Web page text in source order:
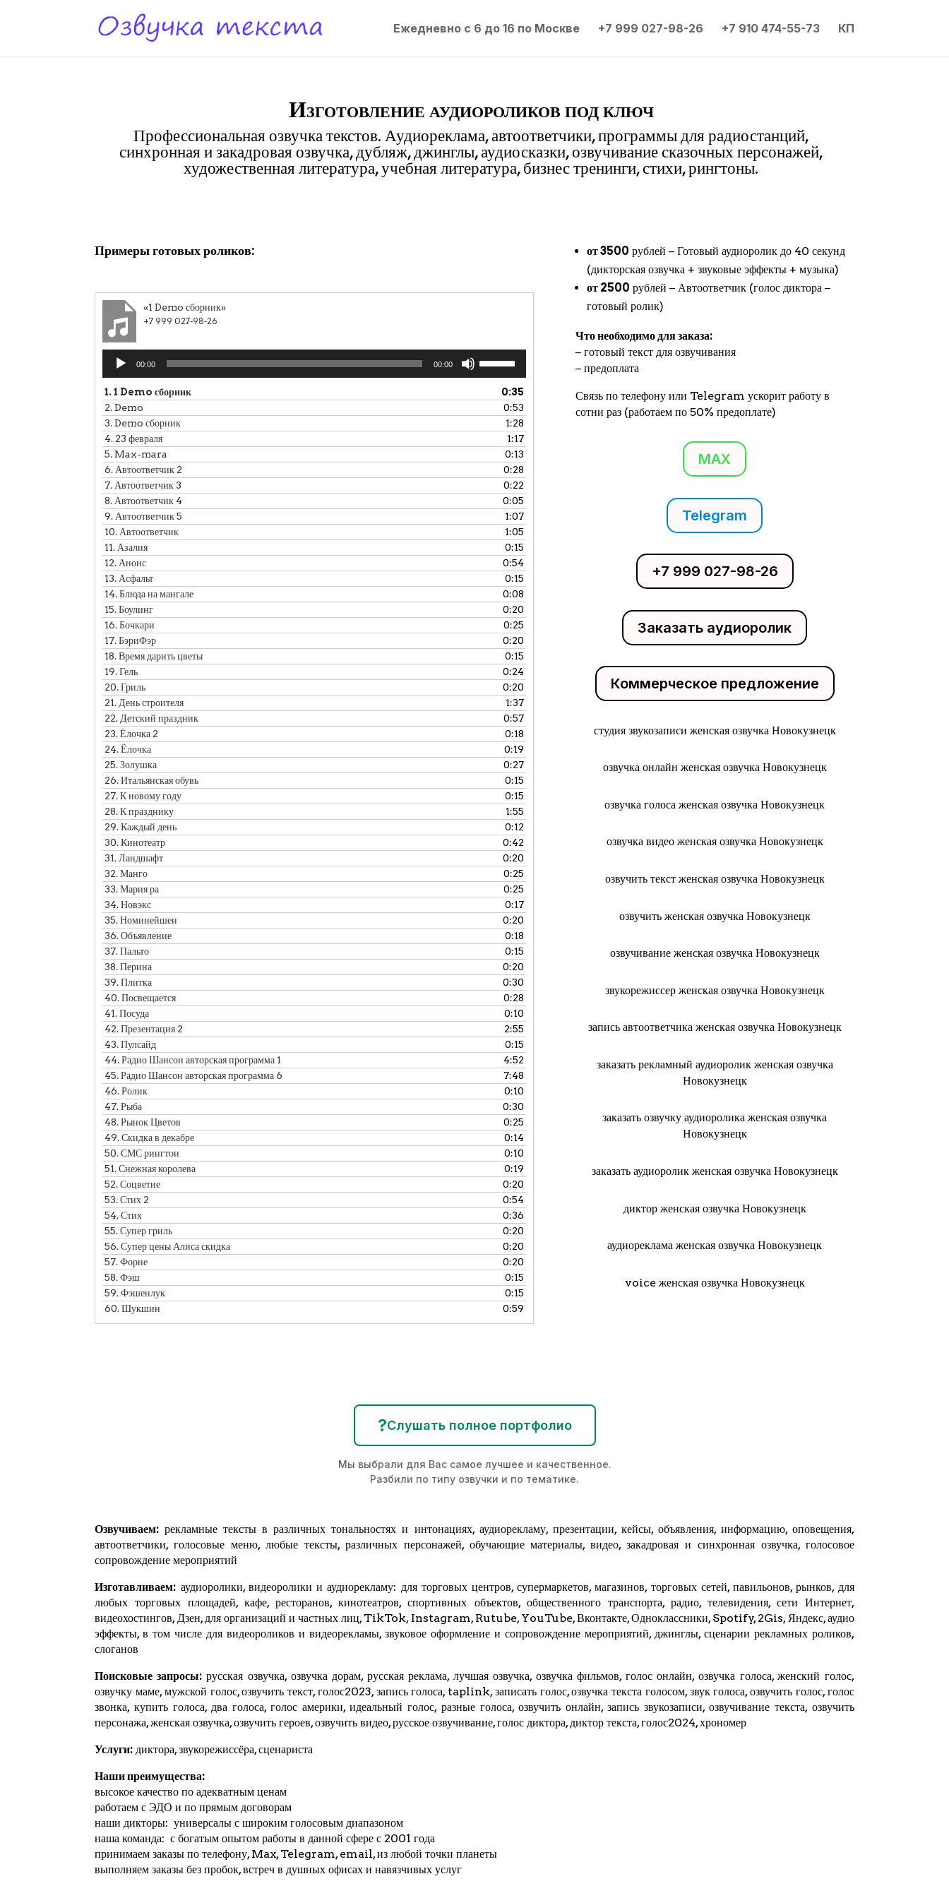
Ежедневно с 6 до 16 по Москве +7 999 027-98-26 +7 910 474-55-73 КП
Изготовление аудиороликов под ключ
Профессиональная озвучка текстов. Аудиореклама, автоответчики, программы для радиостанций,
синхронная и закадровая озвучка, дубляж, джинглы, аудиосказки, озвучивание сказочных персонажей,
художественная литература, учебная литература, бизнес тренинги, стихи, рингтоны.
Примеры готовых роликов:
«1 Demo сборник»
+7 999 027-98-26
Аудиоплеер
00:00 00:00
вверх/
вниз,
чтобы
увеличить
или
уменьшить
громкость.
1.1 Demo сборник
0:35
2.Demo
0:53
3.Demo сборник
1:28
4. 23 февраля
1:17
5. Max-mara
0:13
6.Автоответчик 2
0:28
7.Автоответчик 3
0:22
8.Автоответчик 4
0:05
9.Автоответчик 5
1:07
10.Автоответчик
1:05
11.Азалия
0:15
12.Анонс
0:54
13.Асфальт
0:15
14.Блюда на мангале
0:08
15.Боулинг
0:20
16.Бочкари
0:25
17.БэриФэр
0:20
18.Время дарить цветы
0:15
19.Гель
0:24
20.Гриль
0:20
21.День строителя
1:37
22.Детский праздник
0:57
23.Ёлочка 2
0:18
24.Ёлочка
0:19
25.Золушка
0:27
26.Итальянская обувь
0:15
27.К новому году
0:15
28.К празднику
1:55
29.Каждый день
0:12
30.Кинотеатр
0:42
31.Ландшафт
0:20
32.Манго
0:25
33.Мария ра
0:25
34.Новэкс
0:17
35.Номинейшен
0:20
36.Объявление
0:18
37.Пальто
0:15
38.Перина
0:20
39.Плитка
0:30
40.Посвещается
0:28
41.Посуда
0:10
42.Презентация 2
2:55
43.Пулсайд
0:15
44.Радио Шансон авторская программа 1
4:52
45.Радио Шансон авторская программа 6
7:48
46.Ролик
0:10
47.Рыба
0:30
48.Рынок Цветов
0:25
49.Скидка в декабре
0:14
50.СМС рингтон
0:10
51.Снежная королева
0:19
52.Соцветие
0:20
53.Стих 2
0:54
54.Стих
0:36
55.Супер гриль
0:20
56.Супер цены Алиса скидка
0:20
57.Форне
0:20
58.Фэш
0:15
59.Фэшенлук
0:15
60.Шукшин 0:59
от 3500 рублей − Готовый аудиоролик до 40 секунд
(дикторская озвучка + звуковые эффекты + музыка)
от 2500 рублей − Автоответчик (голос диктора −
готовый ролик)
Что необходимо для заказа:
− готовый текст для озвучивания
− предоплата
Связь по телефону или Telegram ускорит работу в
сотни раз (работаем по 50% предоплате)
MAX
Telegram
+7 999 027-98-26
Заказать аудиоролик
Коммерческое предложение
студия звукозаписи женская озвучка Новокузнецк
озвучка онлайн женская озвучка Новокузнецк
озвучка голоса женская озвучка Новокузнецк
озвучка видео женская озвучка Новокузнецк
озвучить текст женская озвучка Новокузнецк
озвучить женская озвучка Новокузнецк
озвучивание женская озвучка Новокузнецк
звукорежиссер женская озвучка Новокузнецк
запись автоответчика женская озвучка Новокузнецк
заказать рекламный аудиоролик женская озвучка
Новокузнецк
заказать озвучку аудиоролика женская озвучка
Новокузнецк
заказать аудиоролик женская озвучка Новокузнецк
диктор женская озвучка Новокузнецк
аудиореклама женская озвучка Новокузнецк
voice женская озвучка Новокузнецк
?Слушать полное портфолио
Мы выбрали для Вас самое лучшее и качественное.
Разбили по типу озвучки и по тематике.
Озвучиваем: рекламные тексты в различных тональностях и интонациях, аудиорекламу, презентации, кейсы, объявления, информацию, оповещения,
автоответчики, голосовые меню, любые тексты, различных персонажей, обучающие материалы, видео, закадровая и синхронная озвучка, голосовое
сопровождение мероприятий
Изготавливаем: аудиоролики, видеоролики и аудиорекламу: для торговых центров, супермаркетов, магазинов, торговых сетей, павильонов, рынков, для
любых торговых площадей, кафе, ресторанов, кинотеатров, спортивных объектов, общественного транспорта, радио, телевидения, сети Интернет,
видеохостингов,Дзен, для организаций и частных лиц,TikTok, Instagram,Rutube,YouTube,Вконтакте, Одноклассники, Spotify,2Gis,Яндекс, аудио
эффекты, в том числе для видеороликов и видеорекламы, звуковое оформление и сопровождение мероприятий, джинглы, сценарии рекламных роликов,
слоганов
Поисковые запросы:русская озвучка, озвучка дорам, русская реклама, лучшая озвучка, озвучка фильмов, голос онлайн, озвучка голоса, женский голос,
озвучку маме, мужской голос, озвучить текст, голос2023, запись голоса, taplink, записать голос, озвучка текста голосом, звук голоса, озвучить голос, голос
звонка, купить голоса, два голоса, голос америки, идеальный голос, разные голоса, озвучить онлайн, запись звукозаписи, озвучивание текста, озвучить
персонажа, женская озвучка, озвучить героев, озвучить видео, русское озвучивание, голос диктора, диктор текста, голос2024,хрономер
Услуги: диктора, звукорежиссёра, сценариста
Наши преимущества:
высокое качество по адекватным ценам
работаем с ЭДО и по прямым договорам
наши дикторы: универсалы с широким голосовым диапазоном
наша команда: с богатым опытом работы в данной сфере с 2001 года
принимаем заказы по телефону, Max,Telegram, email, из любой точки планеты
выполняем заказы без пробок, встреч в душных офисах и навязчивых услуг